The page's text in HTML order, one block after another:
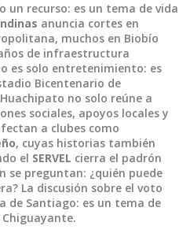
un recurso: es un tema de vida
anuncia cortes en
muchos en Biobío
de infraestructura
es solo entretenimiento: es
Bicentenario de
no solo reúne a
sociales, apoyos locales y
a clubes como
, cuyas historias también
el SERVEL cierra el padrón
se preguntan: ¿quién puede
La discusión sobre el voto
de Santiago: es un tema de
Chiguayante.